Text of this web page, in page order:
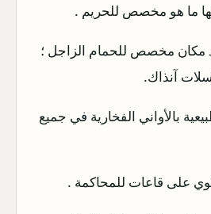
ما هو مخصص للحريم .
مخصص للحمام الزاجل ؛
آنذاك.
بالأواني الفخارية في جميع
على قاعات للمحاكمة .